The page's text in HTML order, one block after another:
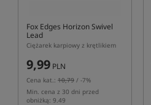
Fox Edges Horizon Swivel
Lead
Ciężarek karpiowy z krętlikiem
9,99 PLN
Cena kat.: 10,79 / -7%
Min. cena z 30 dni przed
obniżką: 9.49